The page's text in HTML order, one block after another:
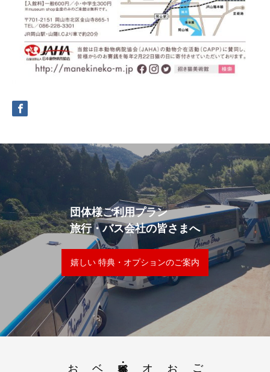
団体様ご利用プラン
旅行・バス会社の皆さまへ
嬉しい 特典・オプションのご案内
ご利用案内